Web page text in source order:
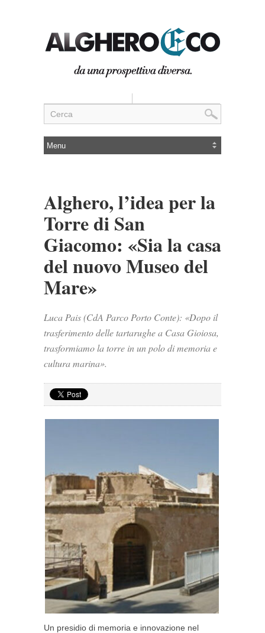
Alghero, l’idea per la
Torre di San
Giacomo: «Sia la casa
del nuovo Museo del
Mare»
Luca Pais (CdA Parco Porto Conte): «Dopo il
trasferimento delle tartarughe a Casa Gioiosa,
trasformiamo la torre in un polo di memoria e
cultura marina».
Un presidio di memoria e innovazione nel